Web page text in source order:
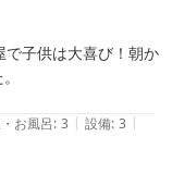
ッフ一同
瀬通り
す。
産地消メニューがお
バーもお楽しみいた
ご投稿いただきあり
子供は大喜び！朝か
お風呂: 3 | 設備: 3 |